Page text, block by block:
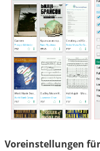
Voreinstellungen